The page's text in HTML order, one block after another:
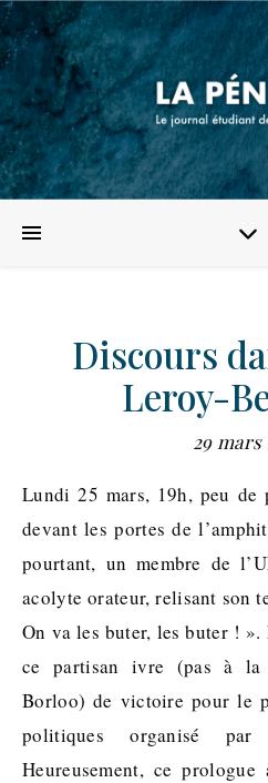
Discours
Leroy-
29 mars
Lundi 25 mars, 19h, peu de personnes sont présentes
devant les portes de
pourtant, un membre de
acolyte orateur, relisant son
On va les buter, les buter !
ce partisan ivre (pas à la
Borloo) de victoire pour le
politiques organisé par
Heureusement, ce